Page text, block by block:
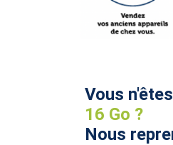
Vous
16 Go ?
Nous